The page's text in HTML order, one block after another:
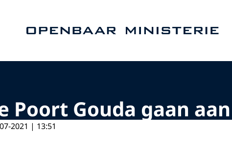
Poort Gouda gaan aan
2021 | 13:51